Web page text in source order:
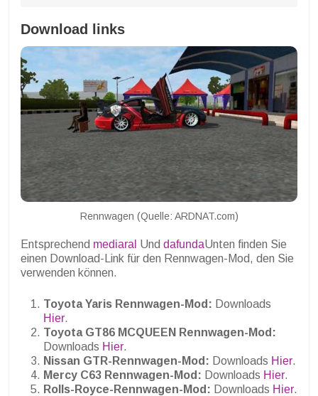
Download links
Rennwagen (Quelle: ARDNAT.com)
Entsprechend mediaral Und dafundaUnten finden Sie
einen Download-Link für den Rennwagen-Mod, den Sie
verwenden können.
Toyota Yaris Rennwagen-Mod: Downloads
Hier.
Toyota GT86 MCQUEEN Rennwagen-Mod:
Downloads Hier.
Nissan GTR-Rennwagen-Mod: Downloads Hier.
Mercy C63 Rennwagen-Mod: Downloads Hier.
Rolls-Royce-Rennwagen-Mod: Downloads Hier.